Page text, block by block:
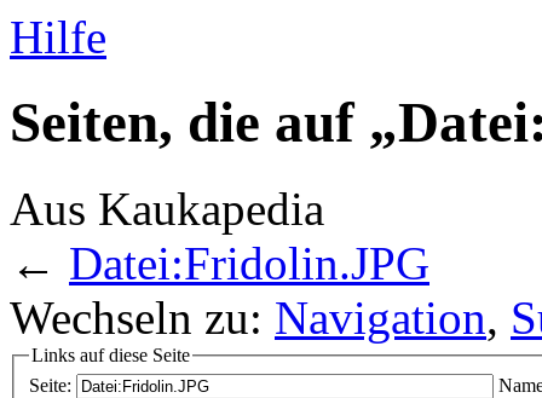
Hilfe
Seiten, die auf
Aus Kaukapedia
← Datei:Fridolin.JPG
Wechseln zu: Navigation,
Links auf diese Seite
Seite: